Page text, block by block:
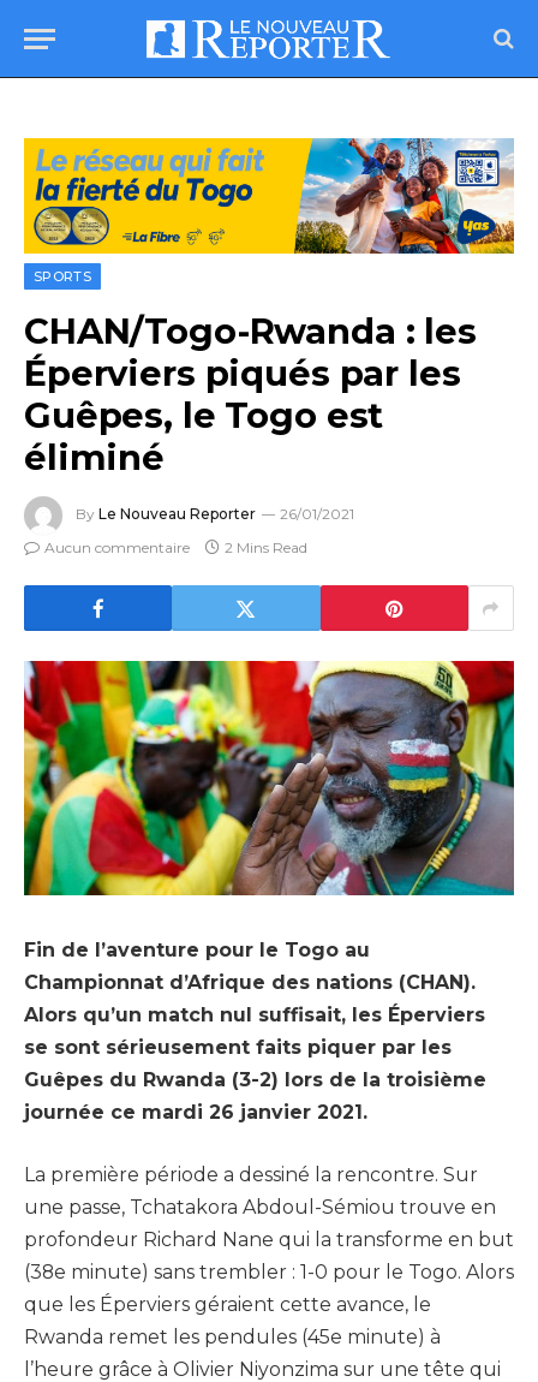
SPORTS
CHAN/Togo-Rwanda : les
Éperviers piqués par les
Guêpes, le Togo est
éliminé
By Le Nouveau Reporter
26/01/2021
Aucun commentaire
2 Mins Read
Fin de l’aventure pour le Togo au
Championnat d’Afrique des nations (CHAN).
Alors qu’un match nul suffisait, les Éperviers
se sont sérieusement faits piquer par les
Guêpes du Rwanda (3-2) lors de la troisième
journée ce mardi 26 janvier 2021.
La première période a dessiné la rencontre. Sur
une passe, Tchatakora Abdoul-Sémiou trouve en
profondeur Richard Nane qui la transforme en but
(38e minute) sans trembler : 1-0 pour le Togo. Alors
que les Éperviers géraient cette avance, le
Rwanda remet les pendules (45e minute) à
l’heure grâce à Olivier Niyonzima sur une tête qui